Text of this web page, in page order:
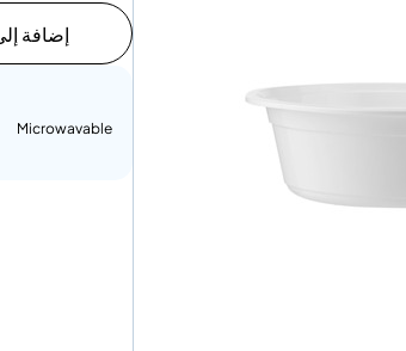
إضافة
Microwavable